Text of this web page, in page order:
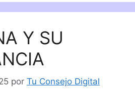
Y SU
por Tu Consejo Digital